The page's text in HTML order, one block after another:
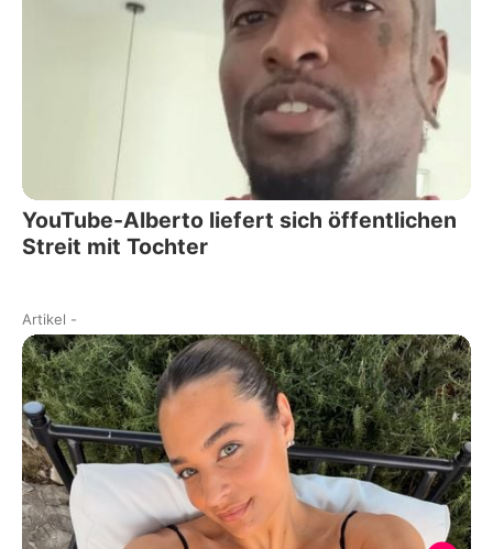
YouTube-Alberto liefert sich öffentlichen
Streit mit Tochter
Artikel -